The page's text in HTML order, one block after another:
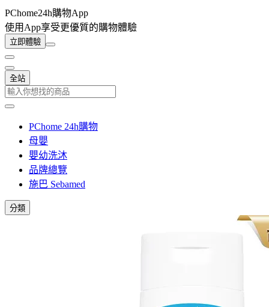
PChome24h購物App
使用App享受更優質的購物體驗
立即體驗
全站
PChome 24h購物
母嬰
嬰幼洗沐
品牌總覽
施巴 Sebamed
分類